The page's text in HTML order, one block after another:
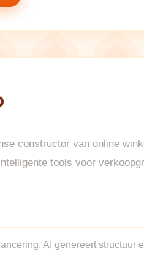
constructor van online
tools voor
AI genereert structuur